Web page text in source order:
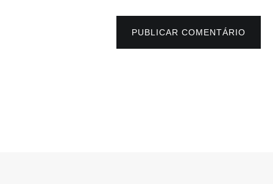
PUBLICAR COMENTÁRIO